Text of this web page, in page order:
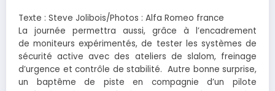
Texte : Steve Jolibois/Photos : Alfa Romeo france
La journée permettra aussi, grâce à l’encadrement
de moniteurs expérimentés, de tester les systèmes de
sécurité active avec des ateliers de slalom, freinage
d’urgence et contrôle de stabilité. Autre bonne surprise,
un baptême de piste en compagnie d’un pilote